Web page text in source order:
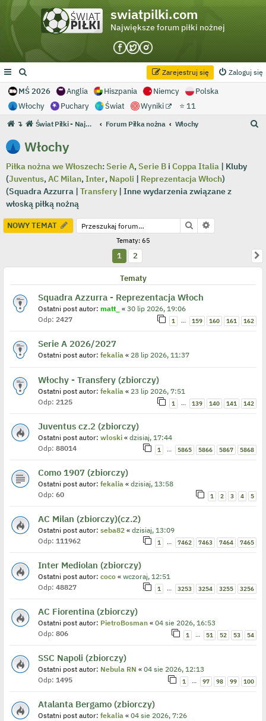
swiatpilki.com
Największe forum piłki nożnej
Zaloguj się
Zarejestruj się
MŚ 2026 Anglia Hiszpania Niemcy
Polska
Włochy
Puchary Świat Wyniki ⭐ 11
↴ Świat Piłki - Największe forum piłki nożnej Forum Piłka nożna Włochy
Włochy
Piłka nożna we Włoszech:Serie A,Serie B i Coppa Italia | Kluby
(Juventus,AC Milan,Inter, Napoli | Reprezentacja Włoch)
(Squadra Azzurra | Transfery | Inne wydarzenia związane z
włoską piłką nożną
NOWY TEMAT Szukaj
Tematy: 65
1 2
Tematy
Squadra Azzurra - Reprezentacja Włoch
Ostatni post autor: matt_ « 30 lip 2026, 19:06
Odp: 2427 1 … 159 160 161 162
Serie A 2026/2027
Ostatni post autor: fekalia « 28 lip 2026, 11:37
Włochy - Transfery (zbiorczy)
Ostatni post autor: fekalia « 23 lip 2026, 7:51
Odp: 2125 1 … 139 140 141 142
Juventus cz.2 (zbiorczy)
Ostatni post autor: wloski « dzisiaj, 17:44
Odp: 88014 1 … 5865 5866 5867 5868
Como 1907 (zbiorczy)
Ostatni post autor: fekalia « dzisiaj, 13:58
Odp: 60 1 2 3 4 5
AC Milan (zbiorczy)(cz.2)
Ostatni post autor: seba82 « dzisiaj, 13:09
Odp: 111962 1 … 7462 7463 7464 7465
Inter Mediolan (zbiorczy)
Ostatni post autor: coco « wczoraj, 12:51
Odp: 48827 1 … 3253 3254 3255 3256
AC Fiorentina (zbiorczy)
Ostatni post autor: PietroBosman « 04 sie 2026, 16:53
Odp: 806 1 … 51 52 53 54
SSC Napoli (zbiorczy)
Ostatni post autor: Nebula RN « 04 sie 2026, 12:13
Odp: 1495 1 … 97 98 99 100
Atalanta Bergamo (zbiorczy)
Ostatni post autor: fekalia « 04 sie 2026, 7:26